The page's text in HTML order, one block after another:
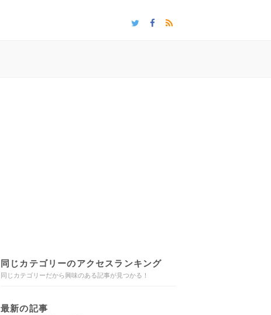
同じカテゴリーのアクセスランキング
同じカテゴリーだから興味のある記事が見つかる！
最新の記事